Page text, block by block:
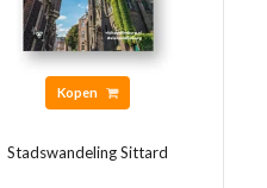
Kopen
Stadswandeling Sittard